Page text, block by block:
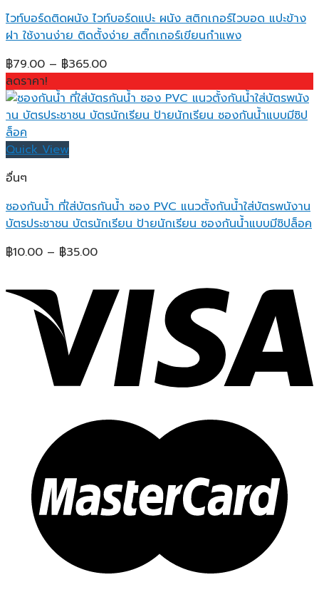
ไวท์บอร์ดติดผนัง ไวท์บอร์ดแปะ ผนัง สติกเกอร์ไวบอด แปะข้าง
ฝา ใช้งานง่าย ติดตั้งง่าย สติ๊กเกอร์เขียนกำแพง
฿79.00 – ฿365.00Price
฿79.00
through
ลดราคา!
Quick View
อื่นๆ
ซองกันน้ำ ที่ใส่บัตรกันน้ำ ซอง PVC แนวตั้งกันน้ำใส่บัตรพนังาน
บัตรประชาชน บัตรนักเรียน ป้ายนักเรียน ซองกันน้ำแบบมีซิปล็อค
฿10.00 – ฿35.00Price
฿10.00
through
฿35.00